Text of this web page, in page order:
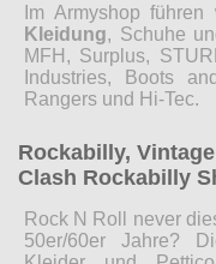
Im Armyshop
Kleidung, Schuhe
MFH, Surplus,
Industries, Boots
Rangers und Hi-Tec.
Rockabilly,
Clash Rockabilly
Rock N Roll never
50er/60er Jahre?